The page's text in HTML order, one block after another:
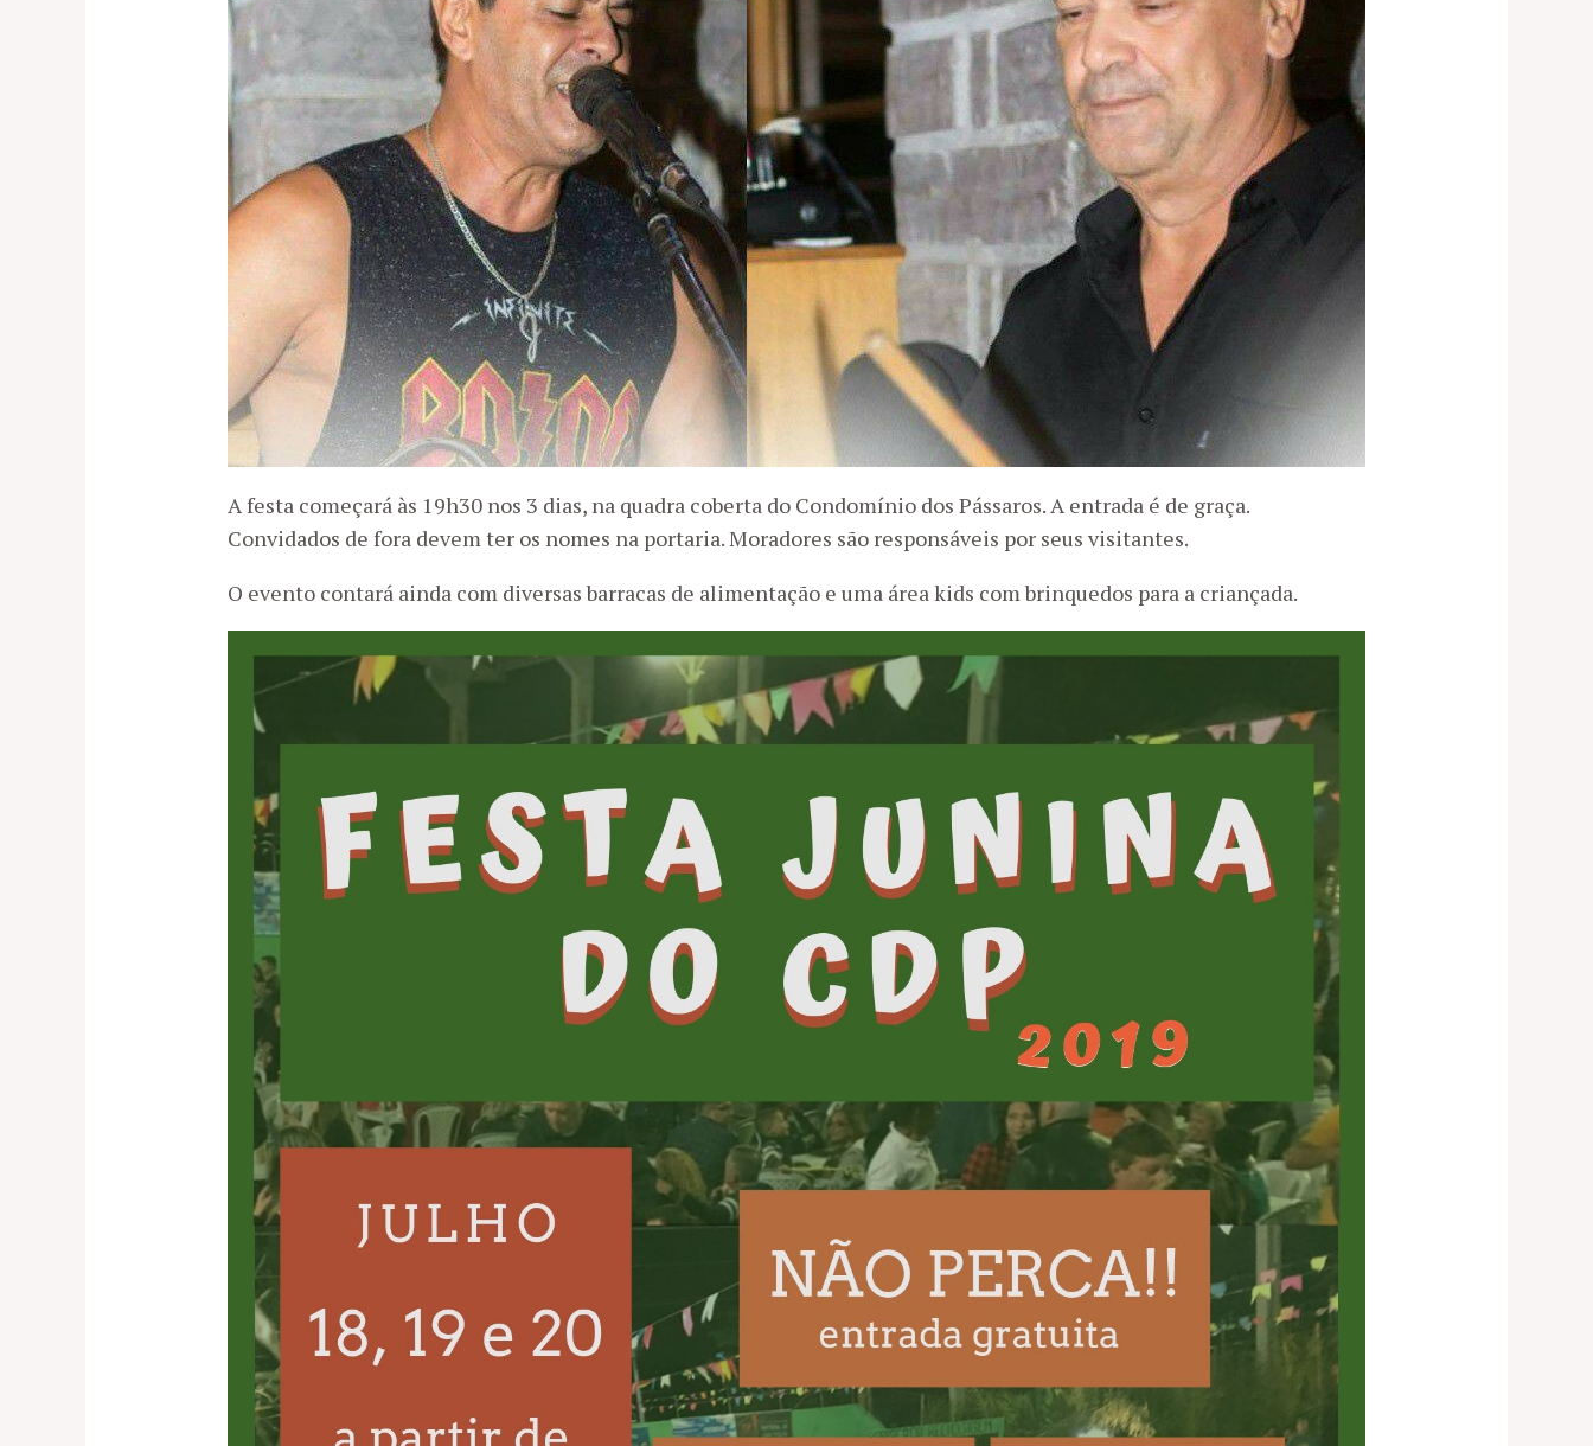
A festa começará às 19h30 nos 3 dias, na quadra coberta do Condomínio dos Pássaros. A entrada é de graça.
Convidados de fora devem ter os nomes na portaria. Moradores são responsáveis por seus visitantes.
O evento contará ainda com diversas barracas de alimentação e uma área kids com brinquedos para a criançada.